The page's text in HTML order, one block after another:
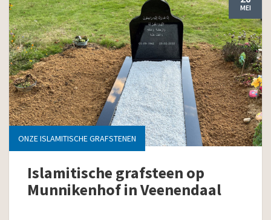
MEI
ONZE ISLAMITISCHE GRAFSTENEN
Islamitische grafsteen op
Munnikenhof in Veenendaal